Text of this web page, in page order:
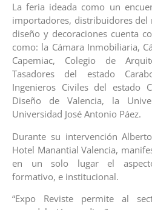
La feria ideada como un
importadores, distribuidores
diseño y decoraciones cuenta
como: la Cámara Inmobiliaria,
Capemiac, Colegio de
Tasadores del estado
Ingenieros Civiles del estado
Diseño de Valencia, la
Universidad José Antonio Páez.
Durante su intervención
Hotel Manantial Valencia,
en un solo lugar el
formativo, e institucional.
“Expo Reviste permite al